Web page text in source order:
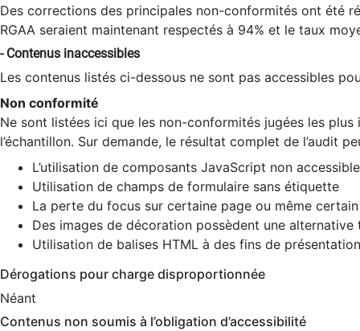
Des corrections des principales non-conformités ont été
RGAA seraient maintenant respectés à 94% et le taux
- Contenus inaccessibles
Les contenus listés ci-dessous ne sont pas accessibles
Non conformité
Ne sont listées ici que les non-conformités jugées les
l’échantillon. Sur demande, le résultat complet de l’audit
L’utilisation de composants JavaScript non
Utilisation de champs de formulaire sans étiquette
La perte du focus sur certaine page ou même
Des images de décoration possèdent une alternative
Utilisation de balises HTML à des fins de
Dérogations pour charge disproportionnée
Néant
Contenus non soumis à l’obligation d’accessibilité